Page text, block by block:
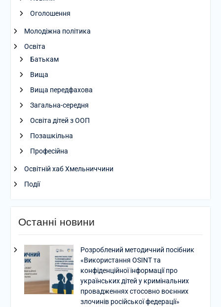
Оголошення
Молодіжна політика
Освіта
Батькам
Вища
Вища передфахова
Загальна-середня
Освіта дітей з ООП
Позашкільна
Професійна
Освітній хаб Хмельниччини
Події
Останні новини
Розроблений методичний посібник
«Використання OSINT та
конфіденційної інформації про
українських дітей у кримінальних
провадженнях стосовно воєнних
злочинів російської федерації»